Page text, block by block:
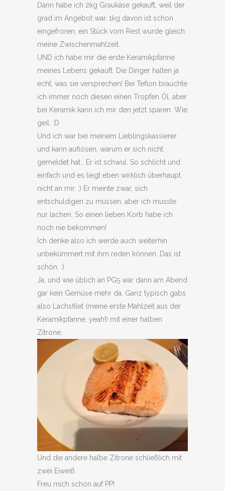
Dann habe ich 2kg Graukäse gekauft, weil der
grad im Angebot war. 1kg davon ist schon
eingefroren, ein Stück vom Rest wurde gleich
meine Zwischenmahlzeit.
UND ich habe mir die erste Keramikpfanne
meines Lebens gekauft. Die Dinger halten ja
echt, was sie versprechen! Bei Teflon brauchte
ich immer noch diesen einen Tropfen Öl, aber
bei Keramik kann ich mir den jetzt sparen. Wie
geil. :D
Und ich war bei meinem Lieblingskassierer
und kann auflösen, warum er sich nicht
gemeldet hat… Er ist schwul. So schlicht und
einfach und es liegt eben wirklich überhaupt
nicht an mir. ;) Er meinte zwar, sich
entschuldigen zu müssen, aber ich musste
nur lachen. So einen lieben Korb habe ich
noch nie bekommen!
Ich denke also ich werde auch weiterhin
unbekümmert mit ihm reden können. Das ist
schön. :)
Ja, und wie üblich an PG5 war dann am Abend
gar kein Gemüse mehr da. Ganz typisch gabs
also Lachsfilet (meine erste Mahlzeit aus der
Keramikpfanne, yeah!) mit einer halben
Zitrone.
Und die andere halbe Zitrone schließlich mit
zwei Eiweiß.
Freu mich schon auf PP!